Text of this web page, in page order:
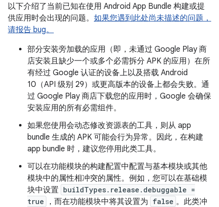
以下介绍了当前已知在使用 Android App Bundle 构建或提
供应用时会出现的问题。 如果您遇到此处尚未描述的问题，
请报告 bug。
部分安装旁加载的应用（即，未通过 Google Play 商
店安装且缺少一个或多个必需拆分 APK 的应用）在所
有经过 Google 认证的设备上以及搭载 Android
10（API 级别 29）或更高版本的设备上都会失败。通
过 Google Play 商店下载您的应用时，Google 会确保
安装应用的所有必需组件。
如果您使用会动态修改资源表的工具，则从 app
bundle 生成的 APK 可能会行为异常。因此，在构建
app bundle 时，建议您停用此类工具。
可以在功能模块的构建配置中配置与基本模块或其他
模块中的属性相冲突的属性。例如，您可以在基础模
块中设置 buildTypes.release.debuggable =
true
，而在功能模块中将其设置为 false 。此类冲